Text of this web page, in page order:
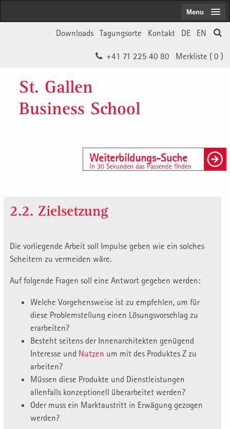
EN
DE
Kontakt
Tagungsorte
Downloads
Merkliste ( 0 )
+41 71 225 40 80
St. Gallen
Business School
Weiterbildungs-Suche
In 30 Sekunden das Passende finden
Menu
2.2. Zielsetzung
Die vorliegende Arbeit soll Impulse geben wie ein solches
Scheitern zu vermeiden wäre.
Auf folgende Fragen soll eine Antwort gegeben werden:
Welche Vorgehensweise ist zu empfehlen, um für
diese Problemstellung einen Lösungsvorschlag zu
erarbeiten?
Besteht seitens der Innenarchitekten genügend
Interesse und Nutzen um mit des Produktes Z zu
arbeiten?
Müssen diese Produkte und Dienstleistungen
allenfalls konzeptionell überarbeitet werden?
Oder muss ein Marktaustritt in Erwägung gezogen
werden?